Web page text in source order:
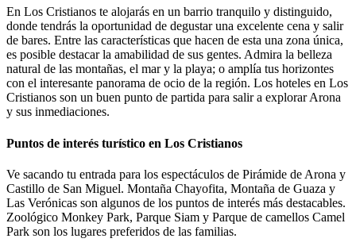
En Los Cristianos te alojarás en un barrio tranquilo y distinguido,
donde tendrás la oportunidad de degustar una excelente cena y salir
de bares. Entre las características que hacen de esta una zona única,
es posible destacar la amabilidad de sus gentes. Admira la belleza
natural de las montañas, el mar y la playa; o amplía tus horizontes
con el interesante panorama de ocio de la región. Los hoteles en Los
Cristianos son un buen punto de partida para salir a explorar Arona
y sus inmediaciones.
Puntos de interés turístico en Los Cristianos
Ve sacando tu entrada para los espectáculos de Pirámide de Arona y
Castillo de San Miguel. Montaña Chayofita, Montaña de Guaza y
Las Verónicas son algunos de los puntos de interés más destacables.
Zoológico Monkey Park, Parque Siam y Parque de camellos Camel
Park son los lugares preferidos de las familias.